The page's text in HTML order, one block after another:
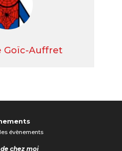
Goïc-Auffret
évènements
chez moi